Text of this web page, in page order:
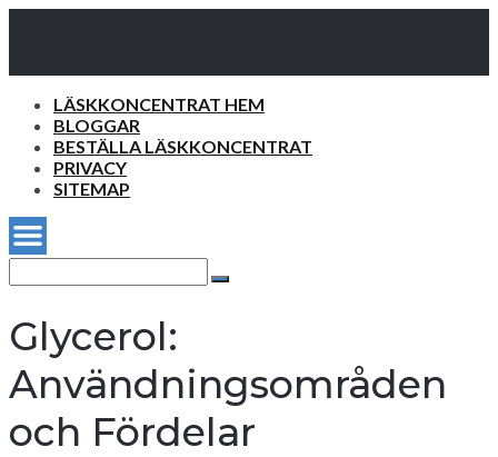
LÄSKKONCENTRAT HEM
BLOGGAR
BESTÄLLA LÄSKKONCENTRAT
PRIVACY
SITEMAP
for:
Search
Glycerol:
Användningsområden
och Fördelar